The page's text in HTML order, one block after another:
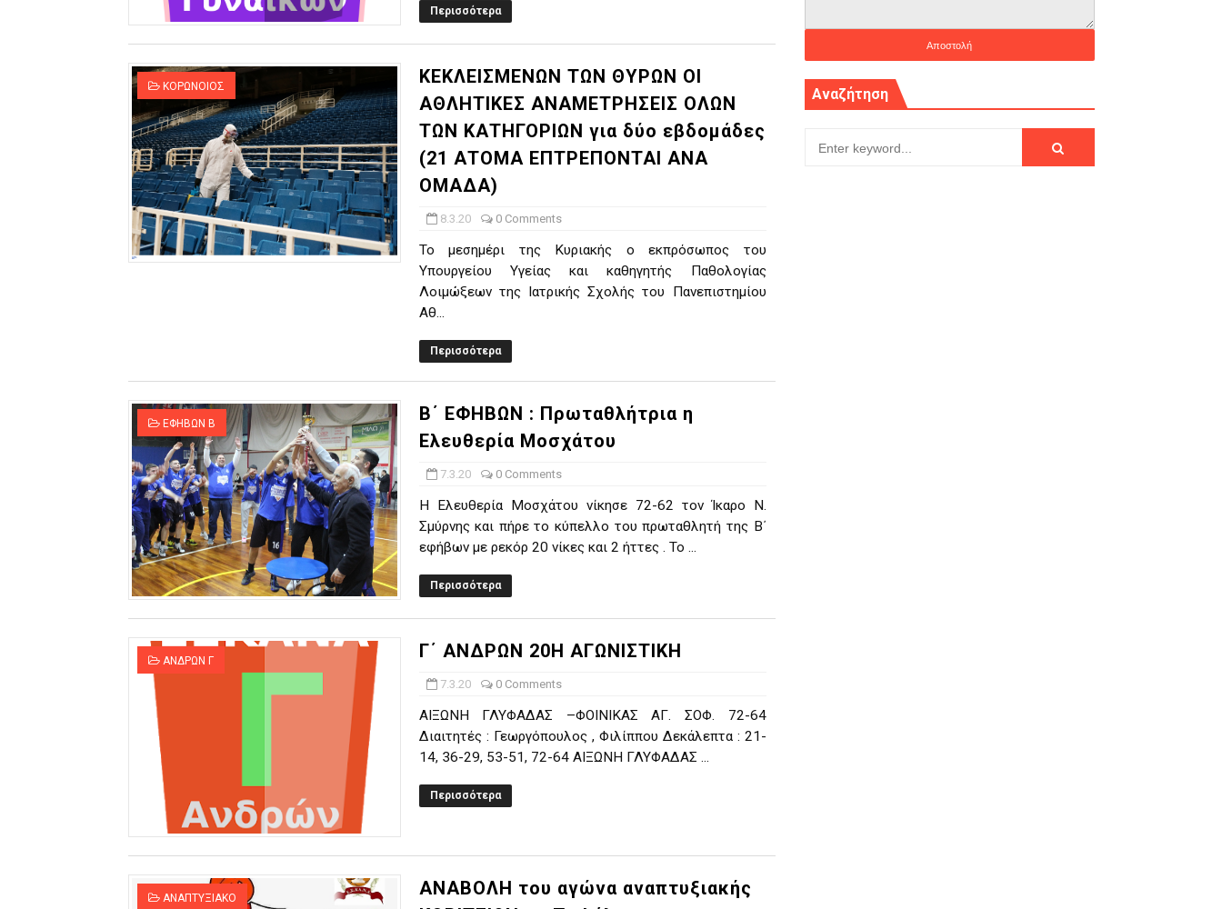
Περισσότερα
ΚΟΡΩΝΟΙΟΣ
ΚΕΚΛΕΙΣΜΕΝΩΝ ΤΩΝ ΘΥΡΩΝ ΟΙ
ΑΘΛΗΤΙΚΕΣ ΑΝΑΜΕΤΡΗΣΕΙΣ ΟΛΩΝ
ΤΩΝ ΚΑΤΗΓΟΡΙΩΝ για δύο εβδομάδες
(21 ΑΤΟΜΑ ΕΠΤΡΕΠΟΝΤΑΙ ΑΝΑ
ΟΜΑΔΑ)
8.3.20 0 Comments
To μεσημέρι της Κυριακής ο εκπρόσωπος του
Υπουργείου Υγείας και καθηγητής Παθολογίας
Λοιμώξεων της Ιατρικής Σχολής του Πανεπιστημίου
Αθ...
Περισσότερα
ΕΦΗΒΩΝ Β
Β΄ ΕΦΗΒΩΝ : Πρωταθλήτρια η
Ελευθερία Μοσχάτου
7.3.20 0 Comments
Η Ελευθερία Μοσχάτου νίκησε 72-62 τον Ίκαρο Ν.
Σμύρνης και πήρε το κύπελλο του πρωταθλητή της Β΄
εφήβων με ρεκόρ 20 νίκες και 2 ήττες . Το ...
Περισσότερα
ΑΝΔΡΩΝ Γ Γ΄ ΑΝΔΡΩΝ 20Η ΑΓΩΝΙΣΤΙΚΗ
7.3.20 0 Comments
ΑΙΞΩΝΗ ΓΛΥΦΑΔΑΣ –ΦΟΙΝΙΚΑΣ ΑΓ. ΣΟΦ. 72-64
Διαιτητές : Γεωργόπουλος , Φιλίππου Δεκάλεπτα : 21-
14, 36-29, 53-51, 72-64 ΑΙΞΩΝΗ ΓΛΥΦΑΔΑΣ ...
Περισσότερα
ΑΝΑΠΤΥΞΙΑΚΟ
ΑΝΑΒΟΛΗ του αγώνα αναπτυξιακής
Αναζήτηση